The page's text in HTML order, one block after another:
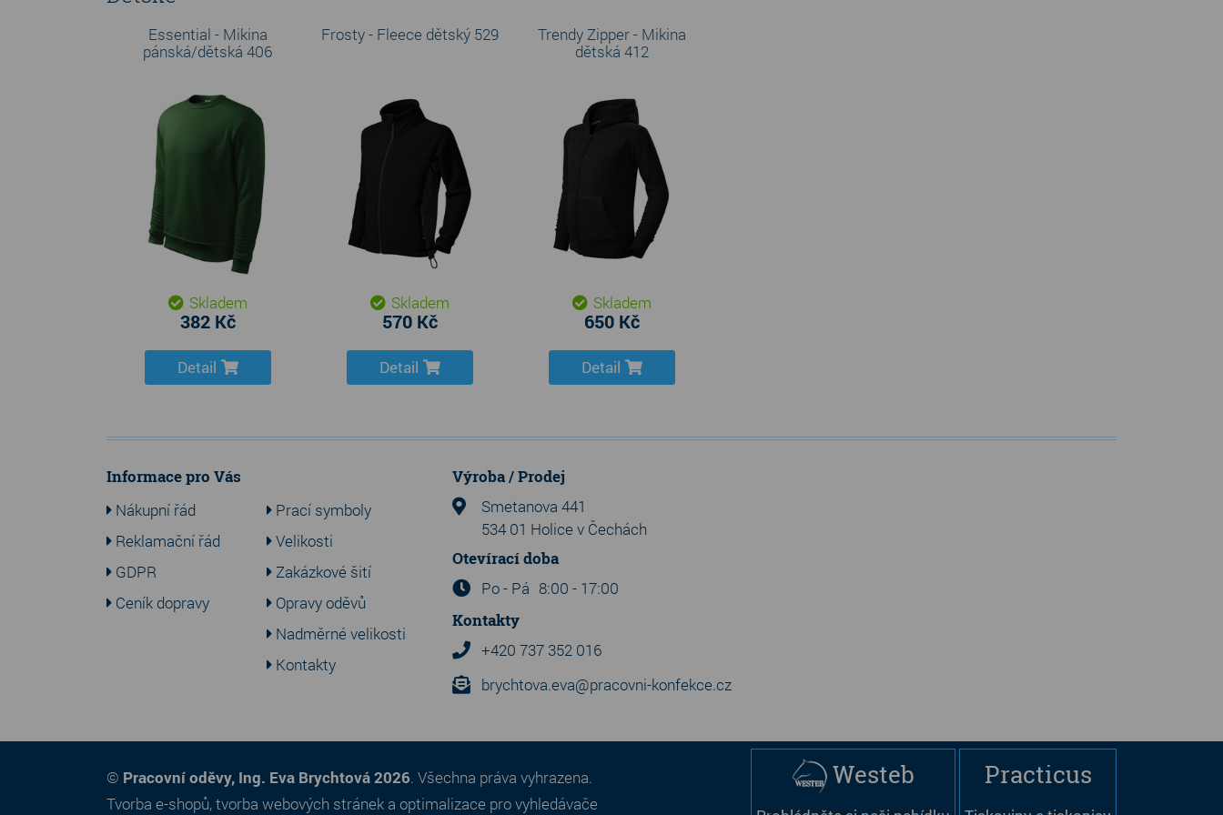
Essential - Mikina
pánská/dětská 406
Skladem
382 Kč
Detail
Frosty - Fleece dětský 529
Skladem
570 Kč
Detail
Trendy Zipper - Mikina
dětská 412
Skladem
650 Kč
Detail
Informace pro Vás
Nákupní řád
Reklamační řád
GDPR
Ceník dopravy
Prací symboly
Velikosti
Zakázkové šití
Opravy oděvů
Nadměrné velikosti
Kontakty
Výroba / Prodej
Smetanova 441
534 01 Holice v Čechách
Otevírací doba
Po - Pá 8:00 - 17:00
Kontakty
+420 737 352 016
brychtova.eva@pracovni-konfekce.cz
© Pracovní oděvy, Ing. Eva Brychtová 2026. Všechna práva vyhrazena.
Tvorba e-shopů,tvorba webových stránek a optimalizace pro vyhledávače
Westeb Practicus